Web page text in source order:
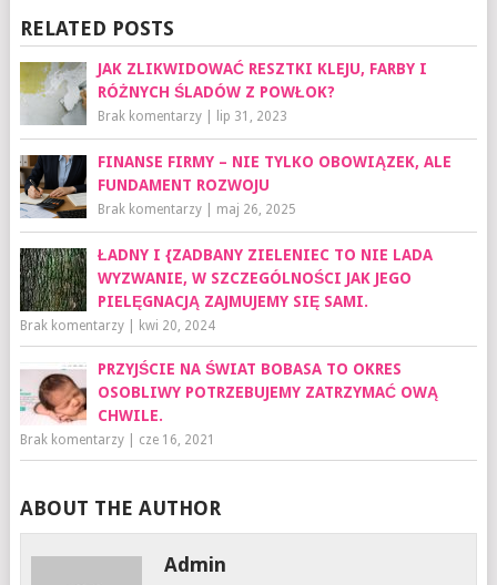
RELATED POSTS
JAK ZLIKWIDOWAĆ RESZTKI KLEJU, FARBY I
RÓŻNYCH ŚLADÓW Z POWŁOK?
Brak komentarzy| lip 31, 2023
FINANSE FIRMY – NIE TYLKO OBOWIĄZEK, ALE
FUNDAMENT ROZWOJU
Brak komentarzy| maj 26, 2025
ŁADNY I {ZADBANY ZIELENIEC TO NIE LADA
WYZWANIE, W SZCZEGÓLNOŚCI JAK JEGO
PIELĘGNACJĄ ZAJMUJEMY SIĘ SAMI.
Brak komentarzy| kwi 20, 2024
PRZYJŚCIE NA ŚWIAT BOBASA TO OKRES
OSOBLIWY POTRZEBUJEMY ZATRZYMAĆ OWĄ
CHWILE.
Brak komentarzy| cze 16, 2021
ABOUT THE AUTHOR
Admin